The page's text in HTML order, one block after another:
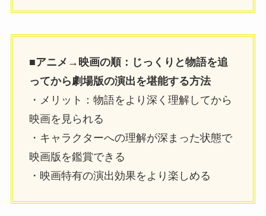
■アニメ→映画の順：じっくりと物語を追
ってから劇場版の演出を堪能する方法
・メリット：物語をより深く理解してから
映画を見られる
・キャラクターへの理解が深まった状態で
映画版を鑑賞できる
・映画特有の演出効果をより楽しめる